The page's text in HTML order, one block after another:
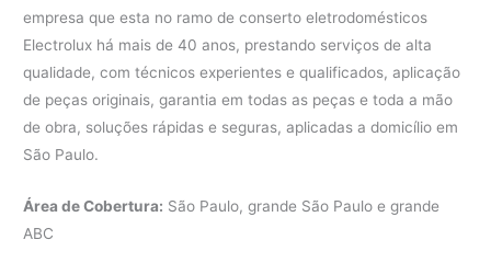
empresa que esta no ramo de conserto eletrodomésticos
Electrolux há mais de 40 anos, prestando serviços de alta
qualidade, com técnicos experientes e qualificados, aplicação
de peças originais, garantia em todas as peças e toda a mão
de obra, soluções rápidas e seguras, aplicadas a domicílio em
São Paulo.
Área de Cobertura: São Paulo, grande São Paulo e grande
ABC